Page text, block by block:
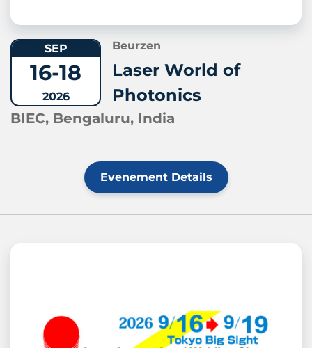
SEP
16-18
2026
Beurzen
Laser World of
Photonics
BIEC, Bengaluru, India
Evenement Details